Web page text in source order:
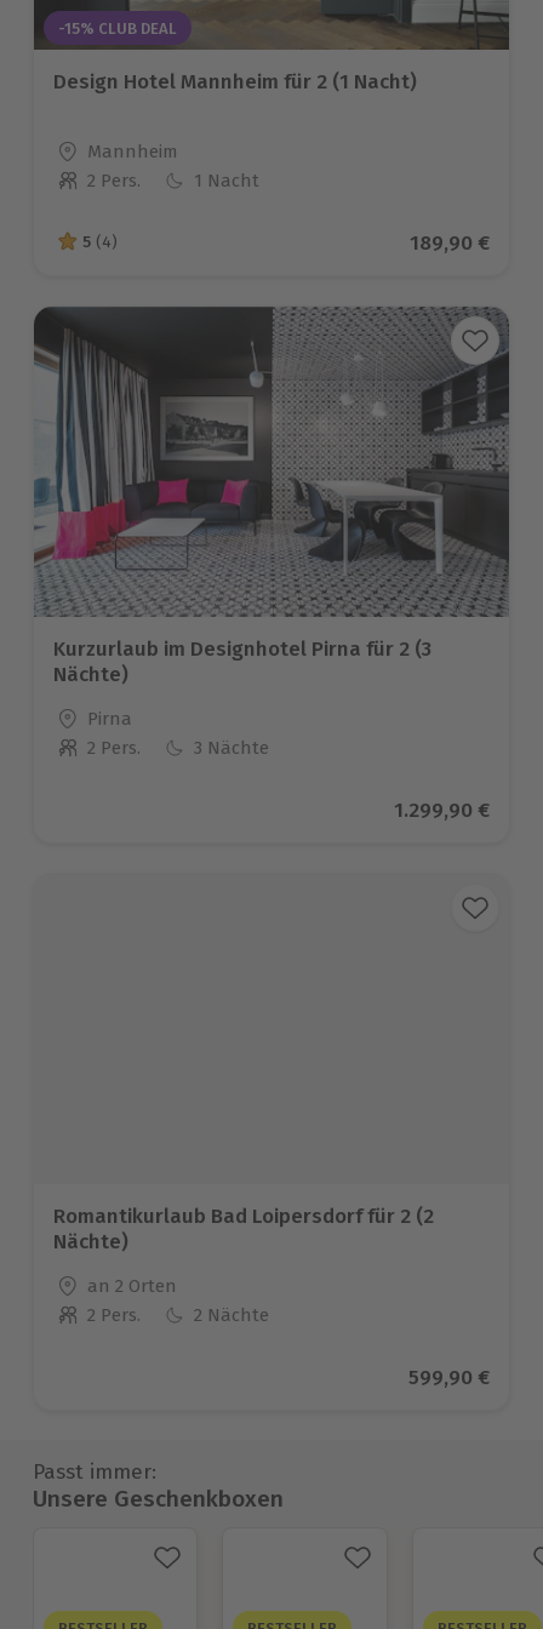
-15% CLUB DEAL
Design Hotel Mannheim für 2 (1 Nacht)
Standort
Mannheim
Anzahl der Teilnehmer
2 Pers. 1 Nacht
5 von 5 Sternen basierend auf 4 Bewertungen
5 (4) Aktueller
189,90 €
Kurzurlaub im Designhotel Pirna für 2 (3
Nächte)
Standort
Pirna
Anzahl der Teilnehmer
2 Pers. 3 Nächte
Aktueller Preis
1.299,90 €
Romantikurlaub Bad Loipersdorf für 2 (2
Nächte)
Standort
an 2 Orten
Anzahl der Teilnehmer
2 Pers. 2 Nächte
Aktueller
599,90 €
Passt immer:
Unsere Geschenkboxen